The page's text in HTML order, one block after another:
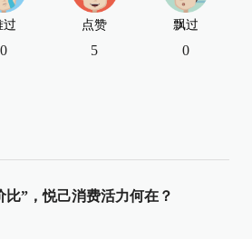
过
0
点赞
5
飘过
0
比”，悦己消费活力何在？